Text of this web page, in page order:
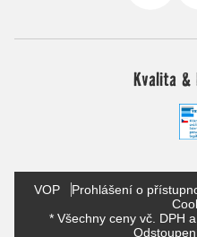
Kvalita &
VOP Prohlášení o
* Všechny ceny vč. DPH